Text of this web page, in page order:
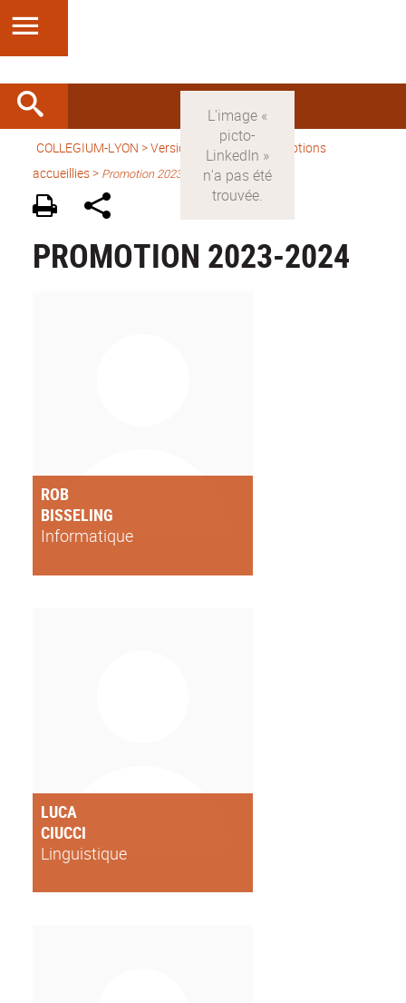
COLLEGIUM-LYON >Version française> Promotions
accueillies > Promotion 2023-2024
PROMOTION 2023-2024
ROB
BISSELING
Informatique
LUCA
CIUCCI
Linguistique